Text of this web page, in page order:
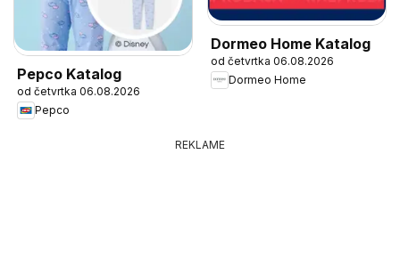
Pepco Katalog
od četvrtka 06.08.2026
Pepco
Dormeo Home Katalog
od četvrtka 06.08.2026
Dormeo Home
REKLAME